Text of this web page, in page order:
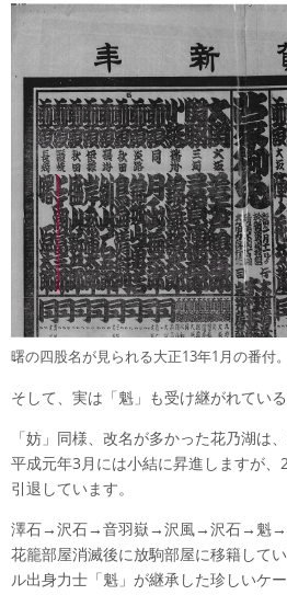
曙の四股名が見られる大正13年1月の番付。
そして、実は「魁」も受け継がれている
「妨」同様、改名が多かった花乃湖は
平成元年3月には小結に昇進しますが
引退しています。
澤石→沢石→音羽嶽→沢風→沢石→魁→
花籠部屋消滅後に放駒部屋に移籍して
ル出身力士「魁」が継承した珍しいケー